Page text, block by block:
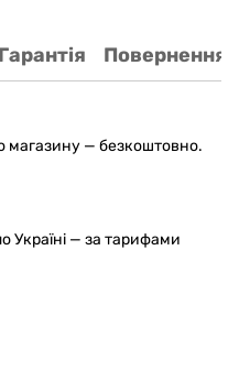
Гарантія Повернення
магазину — безкоштовно.
— за тарифами